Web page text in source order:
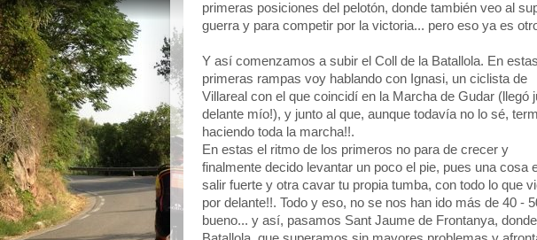
primeras posiciones del pelotón, donde también veo al
guerra y para competir por la victoria... pero eso ya es
Y así comenzamos a subir el Coll de la Batallola. En estas
primeras rampas voy hablando con Ignasi, un ciclista de
Villareal con el que coincidí en la Marcha de Gudar (llegó
delante mío!), y junto al que, aunque todavía no lo sé,
haciendo toda la marcha!!.
En estas el ritmo de los primeros no para de crecer y
finalmente decido levantar un poco el pie, pues una cosa
salir fuerte y otra cavar tu propia tumba, con todo lo que
por delante!!. Todo y eso, no se nos han ido más de 40 -
bueno... y así, pasamos Sant Jaume de Frontanya,